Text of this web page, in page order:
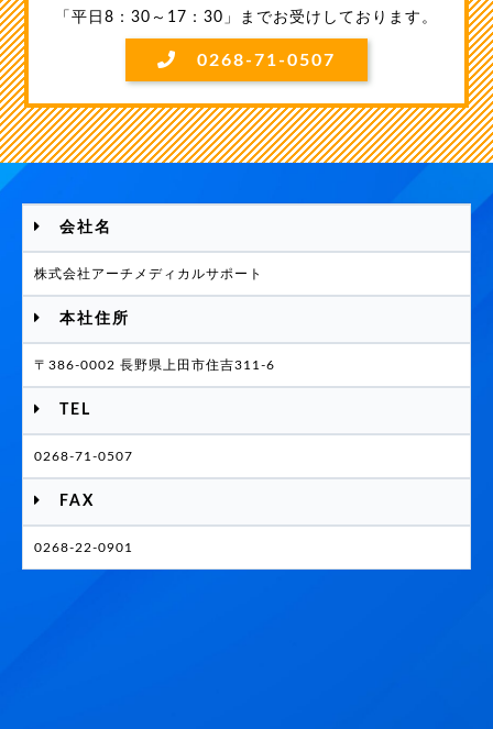
「平日8：30～17：30」までお受けしております。
0268-71-0507
会社名
株式会社アーチメディカルサポート
本社住所
〒386-0002 長野県上田市住吉311-6
TEL
0268-71-0507
FAX
0268-22-0901